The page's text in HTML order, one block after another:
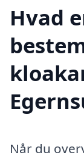
Hvad
Når du